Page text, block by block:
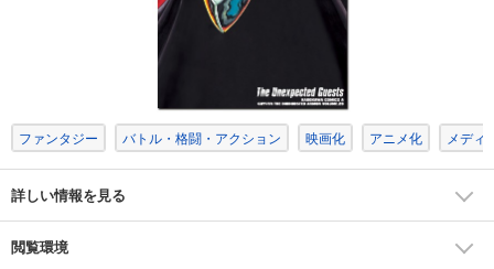
ファンタジー バトル・格闘・アクション 映画化 アニメ化 メディ
詳しい情報を見る
閲覧環境
円 (税込)
強殖装甲ガイバー 19巻
616円 (税込)
カート
試し読み